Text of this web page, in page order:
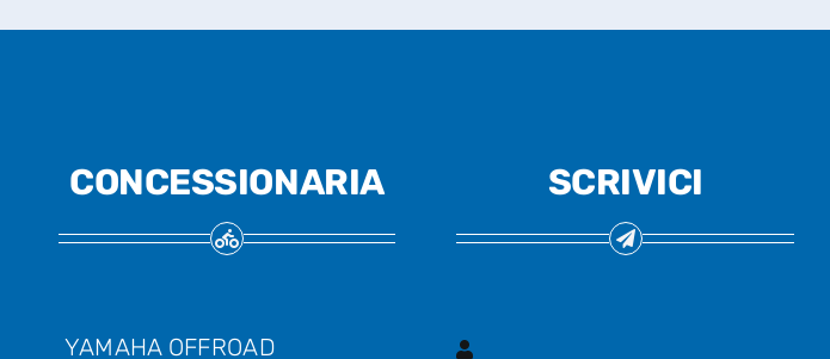
CONCESSIONARIA
YAMAHA OFFROAD
SCRIVICI